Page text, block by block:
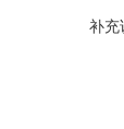
补充